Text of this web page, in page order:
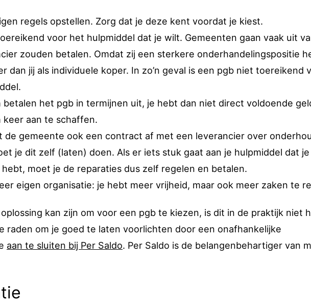
regels opstellen. Zorg dat je deze kent voordat je kiest.
voor het hulpmiddel dat je wilt. Gemeenten gaan vaak uit
zouden betalen. Omdat zij een sterkere onderhandelingspositie
dan jij als individuele koper. In zo’n geval is een pgb niet toereikend
betalen het pgb in termijnen uit, je hebt dan niet direct voldoende
aan te schaffen.
de gemeente ook een contract af met een leverancier over
je dit zelf (laten) doen. Als er iets stuk gaat aan je hulpmiddel dat
moet je de reparaties dus zelf regelen en betalen.
eigen organisatie: je hebt meer vrijheid, maar ook meer zaken te
kan zijn om voor een pgb te kiezen, is dit in de praktijk niet
raden om je goed te laten voorlichten door een onafhankelijke
aan te sluiten bij Per Saldo. Per Saldo is de belangenbehartiger van